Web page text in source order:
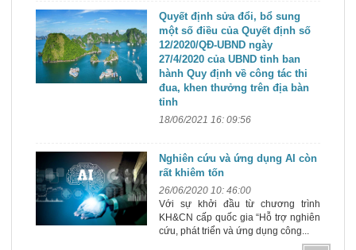
Quyết định sửa đổi, bổ sung
một số điều của Quyết định số
12/2020/QĐ-UBND ngày
27/4/2020 của UBND tỉnh ban
hành Quy định về công tác thi
đua, khen thưởng trên địa bàn
tỉnh
18/06/2021 16: 09:56
Nghiên cứu và ứng dụng AI còn
rất khiêm tốn
26/06/2020 10: 46:00
Với sự khởi đầu từ chương trình
KH&CN cấp quốc gia “Hỗ trợ nghiên
cứu, phát triển và ứng dụng công...